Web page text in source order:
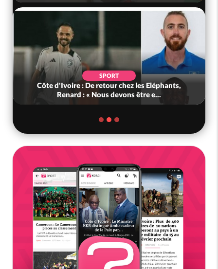
SPORT
Côte d'Ivoire : De retour chez les Eléphants,
Renard : « Nous devons être e...